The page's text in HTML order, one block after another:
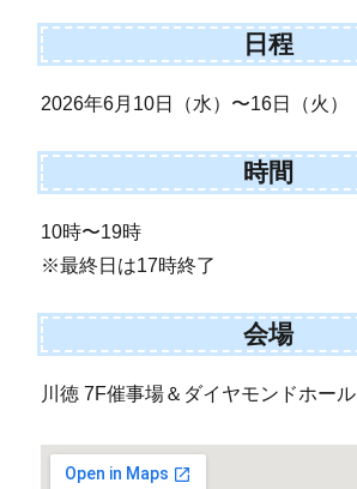
日程
2026年6月10日（水）〜16日（火）
時間
10時〜19時
※最終日は17時終了
会場
川徳 7F催事場＆ダイヤモンドホール